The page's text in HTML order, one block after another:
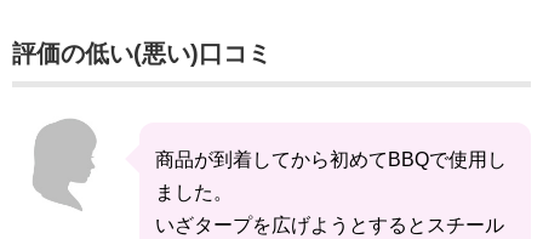
評価の低い(悪い)口コミ
商品が到着してから初めてBBQで使用し
ました。
いざタープを広げようとするとスチール